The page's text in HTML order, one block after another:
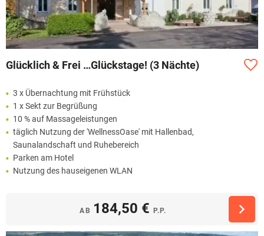
Glücklich & Frei …Glückstage! (3 Nächte)
3 x Übernachtung mit Frühstück
1 x Sekt zur Begrüßung
10 % auf Massageleistungen
täglich Nutzung der 'WellnessOase' mit Hallenbad,
Saunalandschaft und Ruhebereich
Parken am Hotel
Nutzung des hauseigenen WLAN
AB 184,50 € P.P.